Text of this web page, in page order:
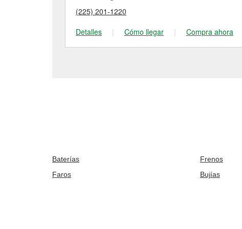
(225) 201-1220
Detalles
| Cómo llegar | Compra ahora
Baterías Frenos
Faros
Bujías